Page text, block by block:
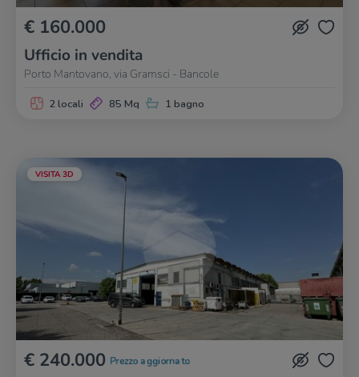
€ 160.000
Ufficio in vendita
Porto Mantovano, via Gramsci - Bancole
2 locali 85 Mq 1 bagno
VISITA 3D
€ 240.000 Prezzo aggiornato